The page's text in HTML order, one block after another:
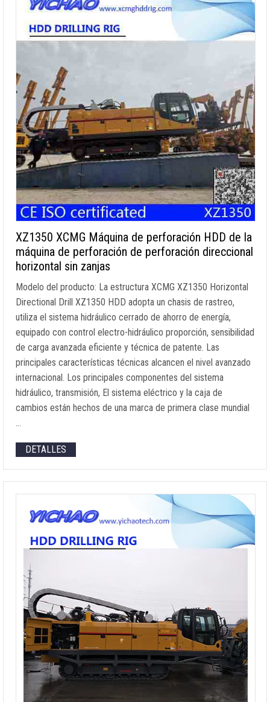
XZ1350 XCMG Máquina de perforación HDD de la
máquina de perforación de perforación direccional
horizontal sin zanjas
Modelo del producto: La estructura XCMG XZ1350 Horizontal
Directional Drill XZ1350 HDD adopta un chasis de rastreo,
utiliza el sistema hidráulico cerrado de ahorro de energía,
equipado con control electro-hidráulico proporción, sensibilidad
de carga avanzada eficiente y técnica de patente. Las
principales características técnicas alcancen el nivel avanzado
internacional. Los principales componentes del sistema
hidráulico, transmisión, El sistema eléctrico y la caja de
cambios están hechos de una marca de primera clase mundial
…
DETALLES